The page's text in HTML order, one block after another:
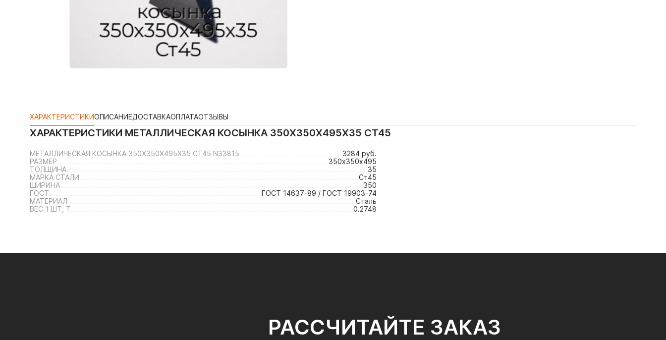
ХАРАКТЕРИСТИКИОПИСАНИЕДОСТАВКАОПЛАТАОТЗЫВЫ
ХАРАКТЕРИСТИКИ МЕТАЛЛИЧЕСКАЯ КОСЫНКА 350Х350Х495Х35 СТ45
МЕТАЛЛИЧЕСКАЯ КОСЫНКА 350Х350Х495Х35 СТ45 N33815
3284 руб.
РАЗМЕР
350х350х495
ТОЛЩИНА
35
МАРКА СТАЛИ
Ст45
ШИРИНА
350
ГОСТ
ГОСТ 14637-89 / ГОСТ 19903-74
МАТЕРИАЛ
Сталь
ВЕС 1 ШТ, Т
0.2748
РАССЧИТАЙТЕ ЗАКАЗ